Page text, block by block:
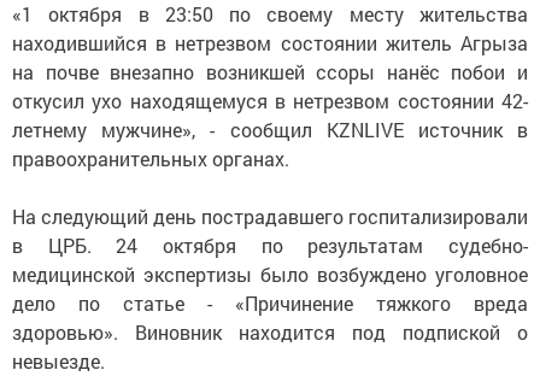
«1 октября в 23:50 по своему месту жительства
находившийся в нетрезвом состоянии житель Агрыза
на почве внезапно возникшей ссоры нанёс побои и
откусил ухо находящемуся в нетрезвом состоянии 42-
летнему мужчине», - сообщил KZNLIVE источник в
правоохранительных органах.
На следующий день пострадавшего госпитализировали
в ЦРБ. 24 октября по результатам судебно-
медицинской экспертизы было возбуждено уголовное
дело по статье - «Причинение тяжкого вреда
здоровью». Виновник находится под подпиской о
невыезде.